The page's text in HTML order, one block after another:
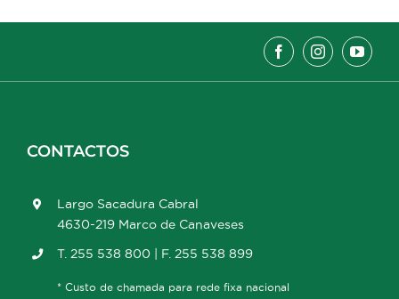
CONTACTOS
Largo Sacadura Cabral
4630-219 Marco de Canaveses
T. 255 538 800 | F. 255 538 899
* Custo de chamada para rede fixa nacional